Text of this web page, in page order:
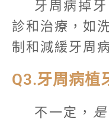
牙周病掉
診和治療，如
制和減緩牙周
Q3.牙周病植
不一定，